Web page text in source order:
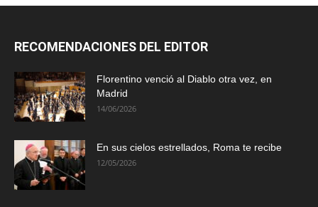
RECOMENDACIONES DEL EDITOR
Florentino venció al Diablo otra vez, en
Madrid
14/06/2026
En sus cielos estrellados, Roma te recibe
12/05/2026